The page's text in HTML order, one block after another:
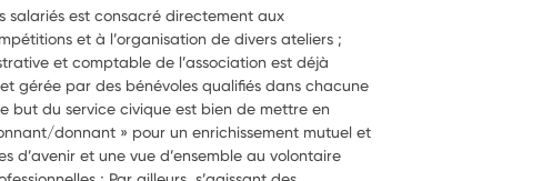
salariés est consacré directement aux
et à l’organisation de divers ateliers ;
et comptable de l’association est déjà
gérée par des bénévoles qualifiés dans chacune
but du service civique est bien de mettre en
donnant » pour un enrichissement mutuel et
d’avenir et une vue d’ensemble au volontaire